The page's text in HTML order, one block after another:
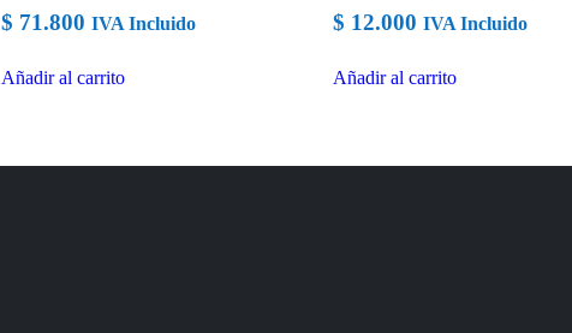
$ 71.800 IVA Incluido
Añadir al carrito
$ 12.000 IVA Incluido
Añadir al carrito